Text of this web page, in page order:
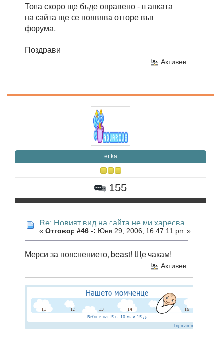
Това скоро ще бъде оправено - шапката
на сайта ще се появява отгоре във
форума.
Поздрави
Активен
erika
155
Re: Новият вид на сайта не ми харесва
« Отговор #46 -: Юни 29, 2006, 16:47:11 pm »
Мерси за пояснението, beast! Ще чакам!
Активен